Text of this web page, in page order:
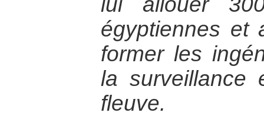
égyptiennes et
former les
la surveillance
fleuve.